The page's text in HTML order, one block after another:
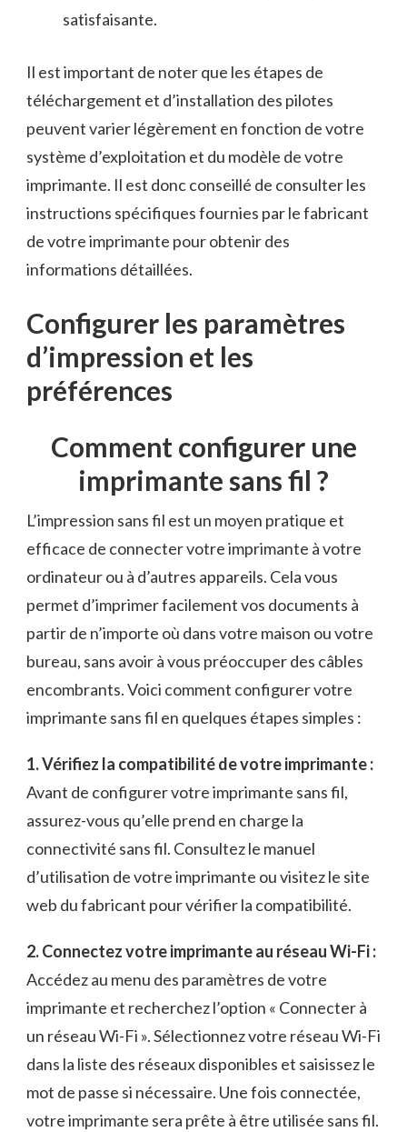
satisfaisante.
Il ‍est important de noter ‌que les étapes de​
téléchargement ⁢et d’installation des‍ pilotes
peuvent varier légèrement en fonction de votre
système d’exploitation et du modèle de⁣ votre
‍imprimante.⁤ Il est ⁤donc conseillé de consulter les
instructions spécifiques fournies par le fabricant
de votre imprimante pour obtenir des
informations ⁣détaillées.
Configurer les paramètres
d’impression et les
préférences
Comment configurer une
imprimante sans fil‍ ?
L’impression sans fil est un moyen pratique et
efficace de connecter votre‍ imprimante à votre
ordinateur ou à d’autres appareils. Cela vous​
permet d’imprimer facilement vos documents à
partir de n’importe où⁢ dans votre maison ou ⁣votre
bureau, sans avoir‍ à vous‍ préoccuper des câbles
⁤encombrants. Voici comment configurer​ votre
imprimante sans fil en quelques étapes simples :
1. Vérifiez la compatibilité de votre ⁣imprimante :
Avant ⁢de configurer​ votre ⁣imprimante sans fil, ​
assurez-vous qu’elle prend en charge la
connectivité sans ⁣fil. Consultez ‍le manuel
d’utilisation de votre‌ imprimante ou visitez le⁢ site
web du fabricant pour vérifier la‍ compatibilité.
2. Connectez votre ‍imprimante au réseau Wi-Fi :
Accédez ⁤au menu des paramètres de votre
imprimante⁤ et recherchez l’option « Connecter à
un réseau Wi-Fi ».‍ Sélectionnez votre⁤ réseau‌ Wi-Fi
dans la liste des réseaux disponibles et saisissez le‌
mot de passe ‌si nécessaire. Une fois connectée,
votre imprimante⁣ sera prête à être utilisée ​sans fil.